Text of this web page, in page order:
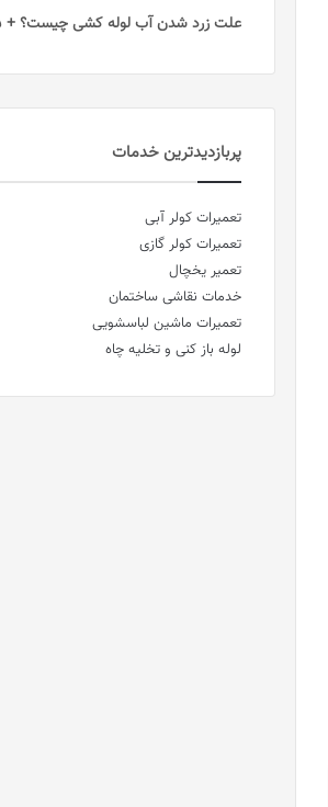
علت زرد شدن آب لوله کشی چیست؟ + 5 راهکار
پربازدیدترین خدمات
تعمیرات کولر آبی
تعمیرات کولر گازی
تعمیر یخچال
خدمات نقاشی ساختمان
تعمیرات ماشین لباسشویی
لوله باز کنی و تخلیه چاه